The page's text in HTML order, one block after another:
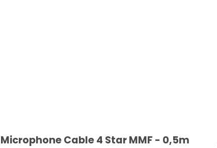
Microphone Cable 4 Star MMF - 0,5m